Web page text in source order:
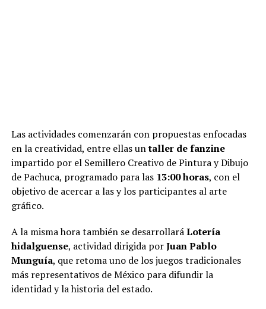
Las actividades comenzarán con propuestas enfocadas
en la creatividad, entre ellas untaller de fanzine
impartido por el Semillero Creativo de Pintura y Dibujo
de Pachuca, programado para las 13:00 horas, con el
objetivo de acercar a las y los participantes al arte
gráfico.
A la misma hora también se desarrollaráLotería
hidalguense, actividad dirigida porJuan Pablo
Munguía, que retoma uno de los juegos tradicionales
más representativos de México para difundir la
identidad y la historia del estado.